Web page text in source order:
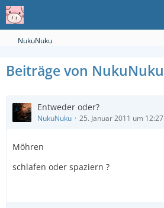
NukuNuku
Beiträge von NukuNuku
Entweder oder?
NukuNuku 25. Januar 2011 um 12:27
Möhren
schlafen oder spaziern ?